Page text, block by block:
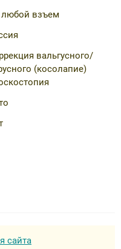
взъем
вальгусного/
(косолапие)
сайта